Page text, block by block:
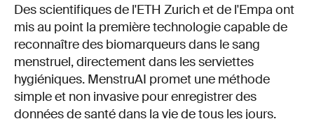
Des scientifiques de l'ETH Zurich et de l'Empa ont
mis au point la première technologie capable de
reconnaître des biomarqueurs dans le sang
menstruel, directement dans les serviettes
hygiéniques. MenstruAI promet une méthode
simple et non invasive pour enregistrer des
données de santé dans la vie de tous les jours.